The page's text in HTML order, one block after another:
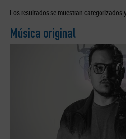
Los resultados se muestran categorizados
Música original